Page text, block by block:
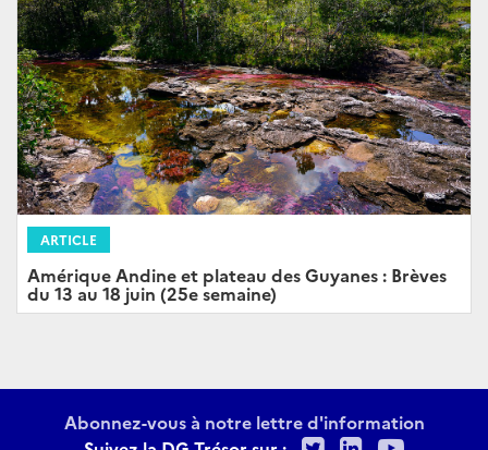
ARTICLE
Amérique Andine et plateau des Guyanes : Brèves
du 13 au 18 juin (25e semaine)
Abonnez-vous à notre lettre d'information